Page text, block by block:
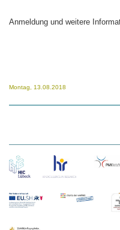
Anmeldung und weitere
Montag, 13.08.2018